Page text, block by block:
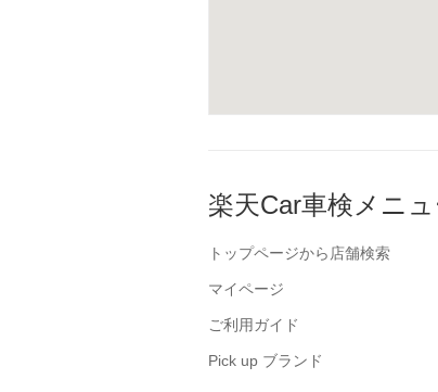
楽天Car車検メニ
トップページから店舗検索
マイページ
ご利用ガイド
Pick up ブランド